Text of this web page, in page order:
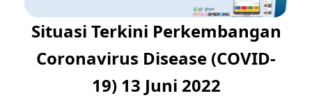
Situasi Terkini Perkembangan
Coronavirus Disease (COVID-
19) 13 Juni 2022